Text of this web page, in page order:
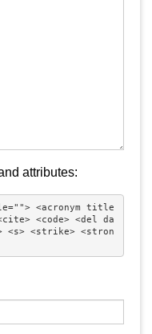
attributes:
<acronym title
<code> <del da
<s> <strike> <stron